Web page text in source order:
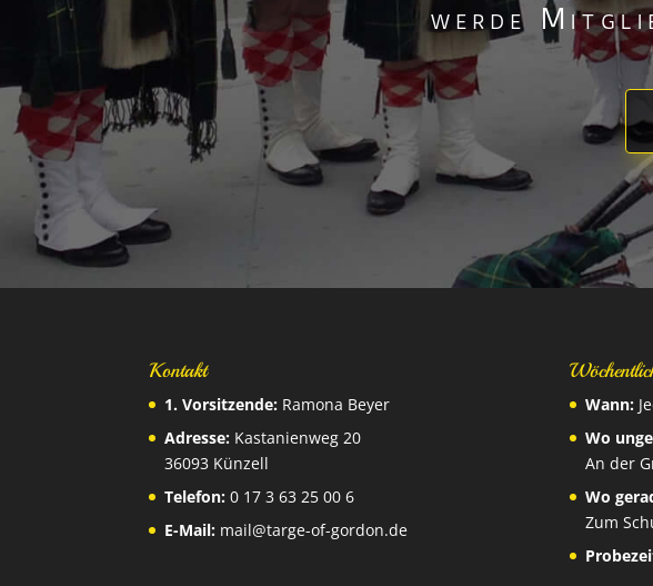
werde
Kontakt
1. Vorsitzende: Ramona Beyer
Adresse: Kastanienweg 20
36093 Künzell
Telefon: 0 17 3 63 25 00 6
E-Mail: mail@targe-of-gordon.de
Wann:
Wo
An der
Wo
Zum